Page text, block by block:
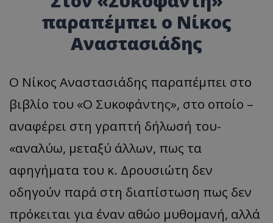
παραπέμπει ο Νίκος
Αναστασιάδης
Ο Νίκος Αναστασιάδης παραπέμπει στο
βιβλίο του «Ο Συκοφάντης», στο οποίο –
αναφέρει στη γραπτή δήλωσή του-
«αναλύω, μεταξύ άλλων, πως τα
αφηγήματα του κ. Δρουσιώτη δεν
οδηγούν παρά στη διαπίστωση πως δεν
πρόκειται για έναν αθώο μυθομανή, αλλά